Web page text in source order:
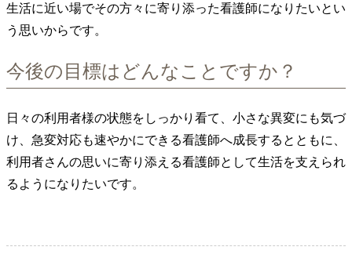
生活に近い場でその方々に寄り添った看護師になりたいとい
う思いからです。
今後の目標はどんなことですか？
日々の利用者様の状態をしっかり看て、小さな異変にも気づ
け、急変対応も速やかにできる看護師へ成長するとともに、
利用者さんの思いに寄り添える看護師として生活を支えられ
るようになりたいです。